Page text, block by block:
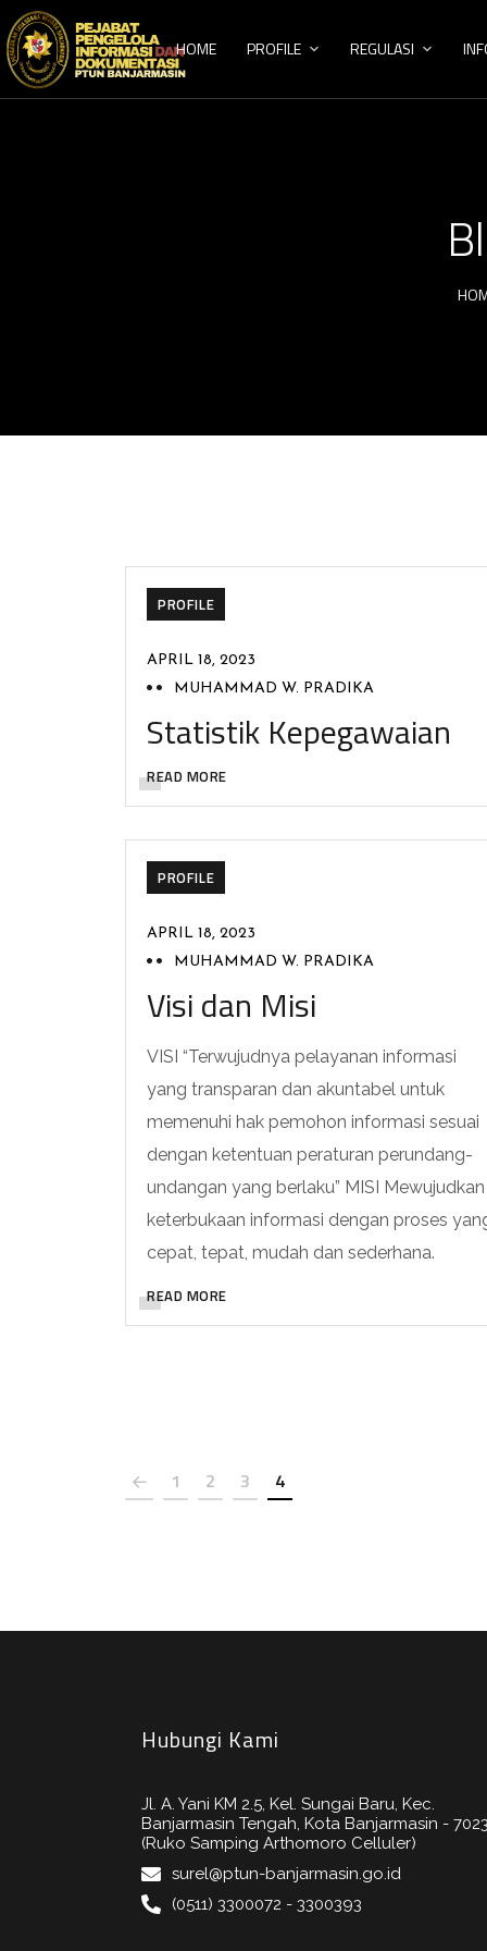
HOME PROFILE REGULASI
PROFILE
APRIL 18, 2023
MUHAMMAD W. PRADIKA
Statistik Kepegawaian
READ MORE
PROFILE
APRIL 18, 2023
MUHAMMAD W. PRADIKA
Visi dan Misi
VISI “Terwujudnya pelayanan informasi
yang transparan dan akuntabel untuk
memenuhi hak pemohon informasi sesuai
dengan ketentuan peraturan perundang-
undangan yang berlaku” MISI Mewujudkan
keterbukaan informasi dengan proses
cepat, tepat, mudah dan sederhana.
READ MORE
1 2 3 4
Hubungi Kami
Jl. A. Yani KM 2.5, Kel. Sungai Baru, Kec.
Banjarmasin Tengah, Kota Banjarmasin -
(Ruko Samping Arthomoro Celluler)
surel@ptun-banjarmasin.go.id
(0511) 3300072 - 3300393